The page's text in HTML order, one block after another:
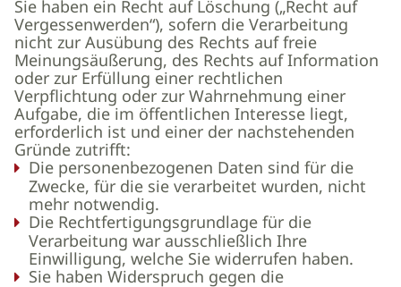
Sie haben ein Recht auf Löschung („Recht auf
Vergessenwerden“), sofern die Verarbeitung
nicht zur Ausübung des Rechts auf freie
Meinungsäußerung, des Rechts auf Information
oder zur Erfüllung einer rechtlichen
Verpflichtung oder zur Wahrnehmung einer
Aufgabe, die im öffentlichen Interesse liegt,
erforderlich ist und einer der nachstehenden
Gründe zutrifft:
Die personenbezogenen Daten sind für die
Zwecke, für die sie verarbeitet wurden, nicht
mehr notwendig.
Die Rechtfertigungsgrundlage für die
Verarbeitung war ausschließlich Ihre
Einwilligung, welche Sie widerrufen haben.
Sie haben Widerspruch gegen die